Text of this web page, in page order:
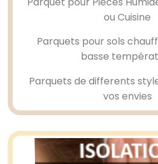
ou Cuisine
Parquets pour sols
basse
Parquets de differents
vos envies